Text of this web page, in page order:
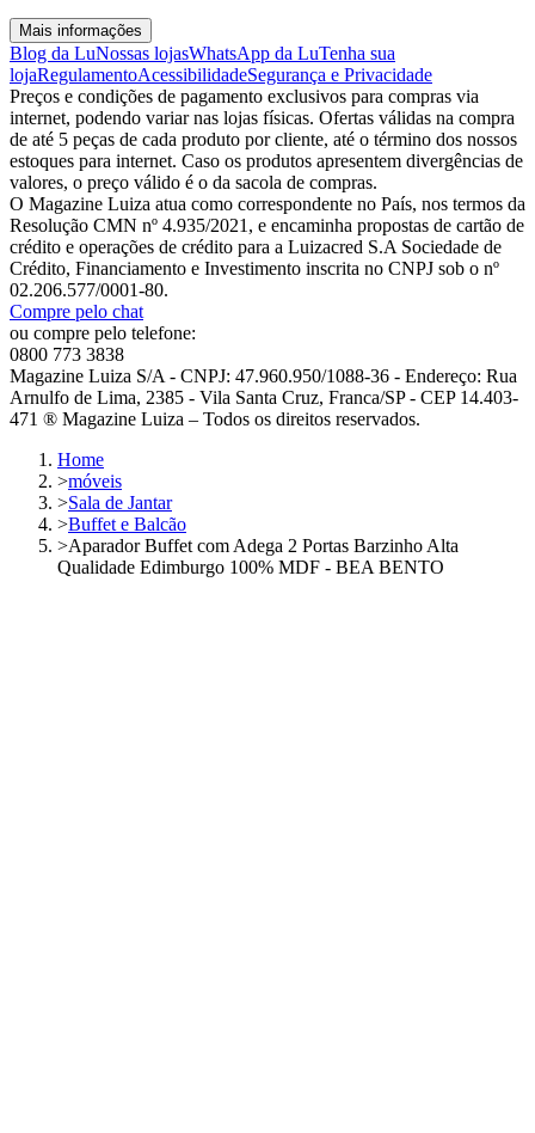
Mais informações
Blog da LuNossas lojasWhatsApp da LuTenha sua
lojaRegulamentoAcessibilidadeSegurança e Privacidade
Preços e condições de pagamento exclusivos para compras via
internet, podendo variar nas lojas físicas. Ofertas válidas na compra
de até 5 peças de cada produto por cliente, até o término dos nossos
estoques para internet. Caso os produtos apresentem divergências de
valores, o preço válido é o da sacola de compras.
O Magazine Luiza atua como correspondente no País, nos termos da
Resolução CMN nº 4.935/2021, e encaminha propostas de cartão de
crédito e operações de crédito para a Luizacred S.A Sociedade de
Crédito, Financiamento e Investimento inscrita no CNPJ sob o nº
02.206.577/0001-80.
Compre pelo chat
ou compre pelo telefone:
0800 773 3838
Magazine Luiza S/A - CNPJ: 47.960.950/1088-36 - Endereço: Rua
Arnulfo de Lima, 2385 - Vila Santa Cruz, Franca/SP - CEP 14.403-
471 ® Magazine Luiza – Todos os direitos reservados.
Home
>móveis
>Sala de Jantar
>Buffet e Balcão
>Aparador Buffet com Adega 2 Portas Barzinho Alta
Qualidade Edimburgo 100% MDF - BEA BENTO